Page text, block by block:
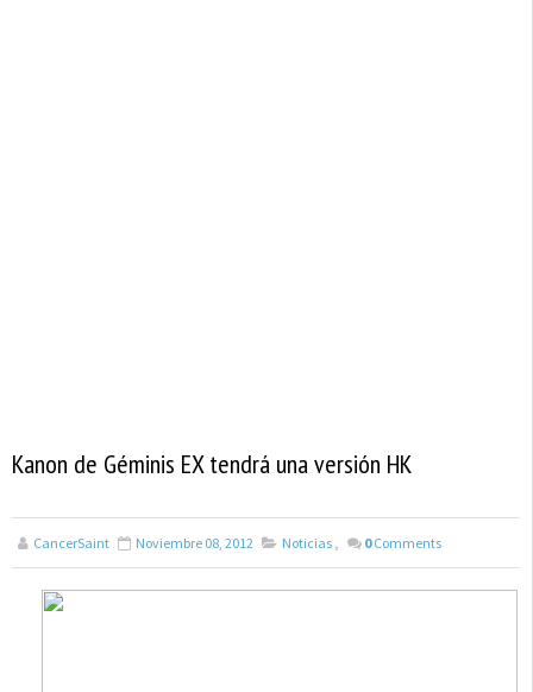
Kanon de Géminis EX tendrá una versión HK
CancerSaint Noviembre 08, 2012 Noticias , 0 Comments